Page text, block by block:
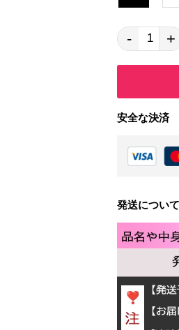
- +
安全な決済
発送について